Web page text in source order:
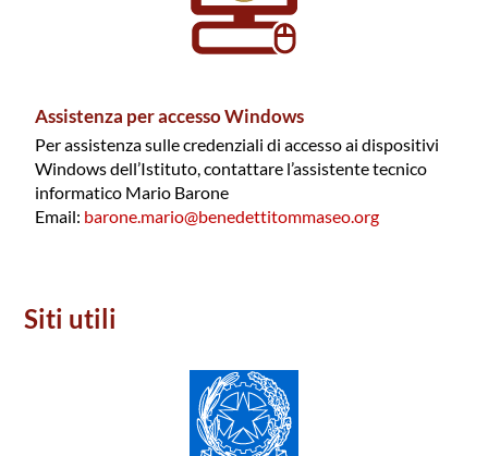
Assistenza per accesso Windows
Per assistenza sulle credenziali di accesso ai dispositivi
Windows dell’Istituto, contattare l’assistente tecnico
informatico Mario Barone
Email: barone.mario@benedettitommaseo.org
Siti utili